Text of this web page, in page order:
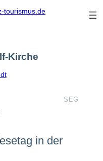
Kirche
SEG
in der